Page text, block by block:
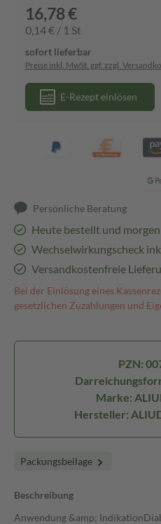
16,78 €
0,14 € / 1 St
sofort lieferbar
Preise inkl. MwSt. ggf. zzgl.
E-Rezept einlösen
Persönliche Beratung
Heute bestellt und
Wechselwirkungscheck
Versandkostenfreie
Bei der Einlösung eines
gesetzlichen Zuzahlungen und
PZN:
Marke:
Hersteller:
Packungsbeilage
Beschreibung
Anwendung &amp;